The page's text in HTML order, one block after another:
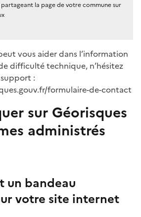
la page de votre commune sur
vous aider dans l’information
difficulté technique, n’hésitez
:
formulaire-de-contact
sur Géorisques
administrés
un bandeau
votre site internet